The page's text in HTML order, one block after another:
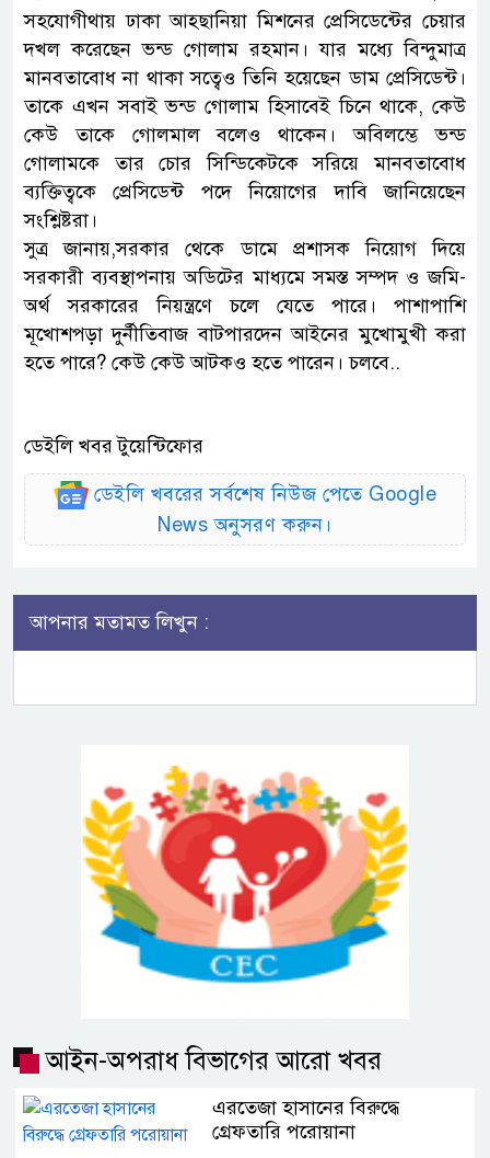
সহযোগীথায় ঢাকা আহ্ছানিয়া মিশনের প্রেসিডেন্টের চেয়ার
দখল করেছেন ভন্ড গোলাম রহমান। যার মধ্যে বিন্দুমাত্র
মানবতাবোধ না থাকা সত্বেও তিনি হয়েছেন ডাম প্রেসিডেন্ট।
তাকে এখন সবাই ভন্ড গোলাম হিসাবেই চিনে থাকে, কেউ
কেউ তাকে গোলমাল বলেও থাকেন। অবিলম্ভে ভন্ড
গোলামকে তার চোর সিন্ডিকেটকে সরিয়ে মানবতাবোধ
ব্যক্তিত্বকে প্রেসিডেন্ট পদে নিয়োগের দাবি জানিয়েছেন
সংশ্লিষ্টরা।
সুত্র জানায়,সরকার থেকে ডামে প্রশাসক নিয়োগ দিয়ে
সরকারী ব্যবস্থাপনায় অডিটের মাধ্যমে সমস্ত সম্পদ ও জমি-
অর্থ সরকারের নিয়ন্ত্রণে চলে যেতে পারে। পাশাপাশি
মূখোশপড়া দুর্নীতিবাজ বাটপারদেন আইনের মুখোমুখী করা
হতে পারে? কেউ কেউ আটকও হতে পারেন। চলবে..
ডেইলি খবর টুয়েন্টিফোর
ডেইলি খবরের সর্বশেষ নিউজ পেতে Google
News অনুসরণ করুন।
আপনার মতামত লিখুন :
আইন-অপরাধ বিভাগের আরো খবর
এরতেজা হাসানের বিরুদ্ধে
গ্রেফতারি পরোয়ানা